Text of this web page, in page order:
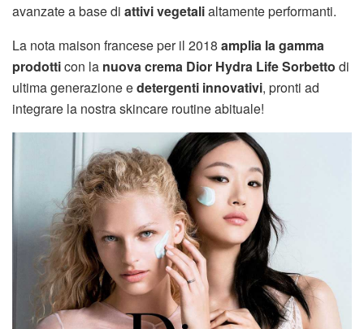
avanzate a base di attivi vegetalialtamente performanti.
La nota maison francese per il 2018 amplia la gamma
prodotticon la nuova crema Dior Hydra Life Sorbetto di
ultima generazione edetergenti innovativi, pronti ad
integrare la nostra skincare routine abituale!